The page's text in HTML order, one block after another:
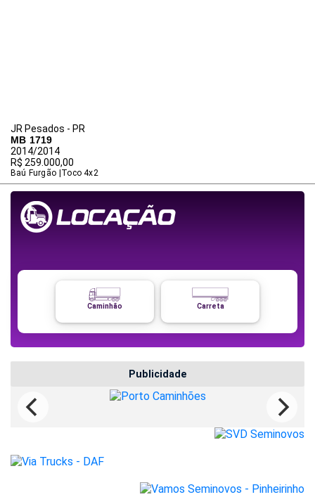
JR Pesados - PR
MB 1719
2014/2014
R$ 259.000,00
Baú Furgão Toco 4x2
Caminhão Carreta